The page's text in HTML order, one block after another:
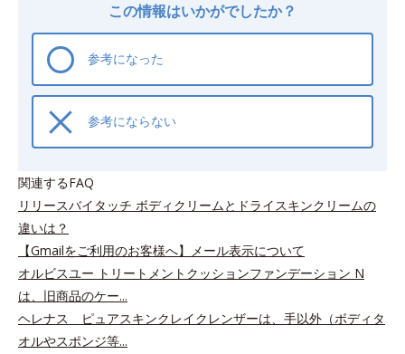
この情報はいかがでしたか？
参考になった
参考にならない
関連するFAQ
リリースバイタッチ ボディクリームとドライスキンクリームの
違いは？
【Gmailをご利用のお客様へ】メール表示について
オルビスユー トリートメントクッションファンデーション N
は、旧商品のケー...
ヘレナス ピュアスキンクレイクレンザーは、手以外（ボディタ
オルやスポンジ等...